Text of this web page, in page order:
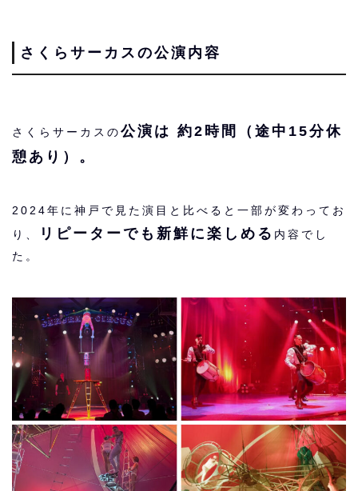
さくらサーカスの公演内容
さくらサーカスの公演は 約2時間（途中15分休
憩あり）。
2024年に神戸で見た演目と比べると一部が変わってお
り、
リピーターでも新鮮に楽しめる 内容でし
た。